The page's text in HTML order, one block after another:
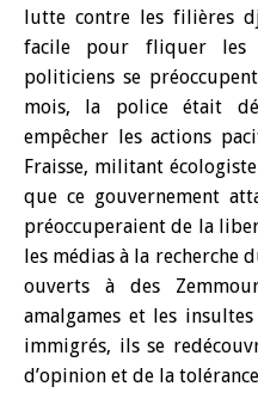
lutte contre les filières
facile pour fliquer les
politiciens se
mois, la police était
empêcher les actions
Fraisse, militant
que ce gouvernement
préoccuperaient de la
les médias à la recherche
ouverts à des
amalgames et les
immigrés, ils se
d’opinion et de la